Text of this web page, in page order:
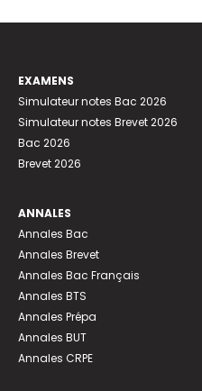
EXAMENS
Simulateur notes Bac 2026
Simulateur notes Brevet 2026
Bac 2026
Brevet 2026
ANNALES
Annales Bac
Annales Brevet
Annales Bac Français
Annales BTS
Annales Prépa
Annales BUT
Annales CRPE